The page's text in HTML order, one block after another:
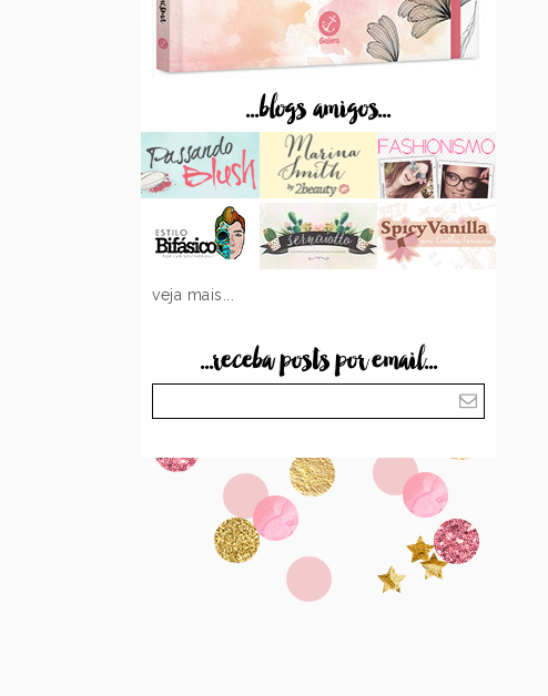
...blogs amigos...
veja mais...
...receba posts por email...